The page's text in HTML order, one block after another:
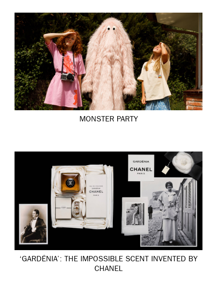
MONSTER PARTY
‘GARDÉNIA’: THE IMPOSSIBLE SCENT INVENTED BY
CHANEL